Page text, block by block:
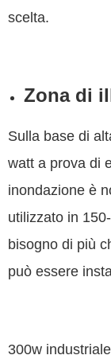
scelta.
Zona di
Sulla base di
watt a prova di
inondazione è
utilizzato in
bisogno di più
può essere
300w